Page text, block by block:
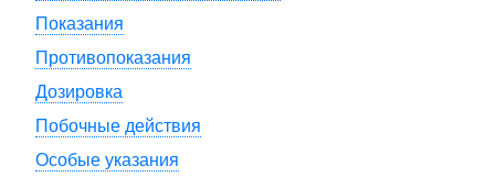
Показания
Противопоказания
Дозировка
Побочные действия
Особые указания